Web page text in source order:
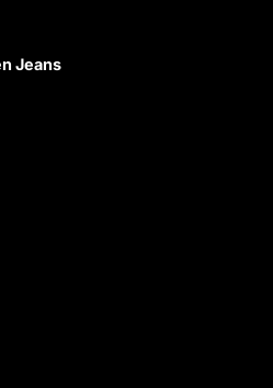
Jeans